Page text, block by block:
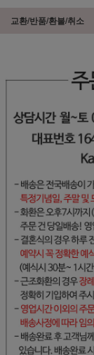
교환/반품/환불/취소